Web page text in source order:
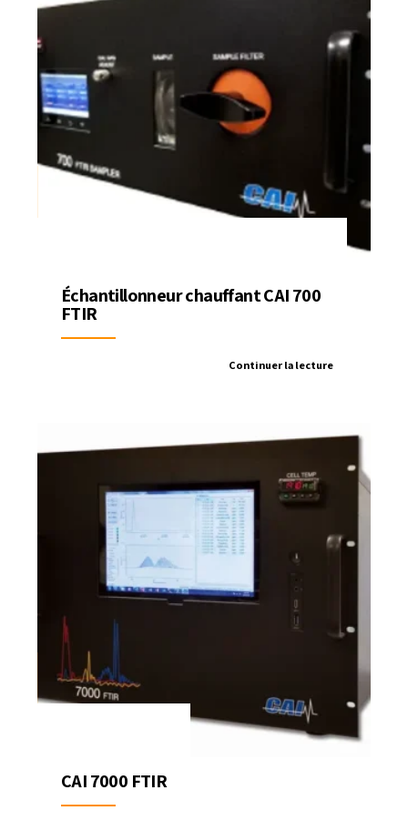
Échantillonneur chauffant CAI 700
FTIR
Continuer la lecture
CAI 7000 FTIR